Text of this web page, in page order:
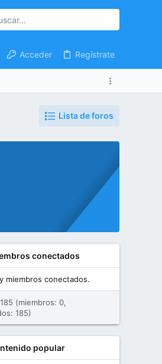
Acceder Regístrate
Lista de foros
conectados
miembros conectados.
(miembros: 0,
185)
popular